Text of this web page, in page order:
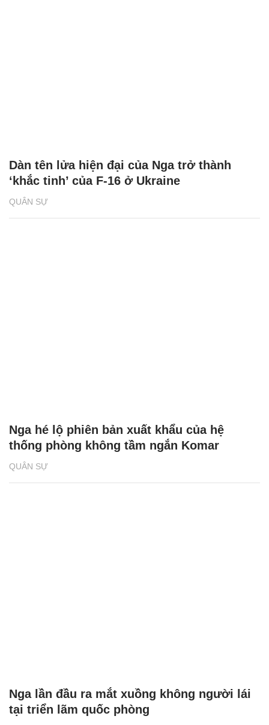
QUÂN SỰ
Dàn tên lửa hiện đại của Nga trở thành
‘khắc tinh’ của F-16 ở Ukraine
QUÂN SỰ
Nga hé lộ phiên bản xuất khẩu của hệ
thống phòng không tầm ngắn Komar
Nga lần đầu ra mắt xuồng không người lái
tại triển lãm quốc phòng